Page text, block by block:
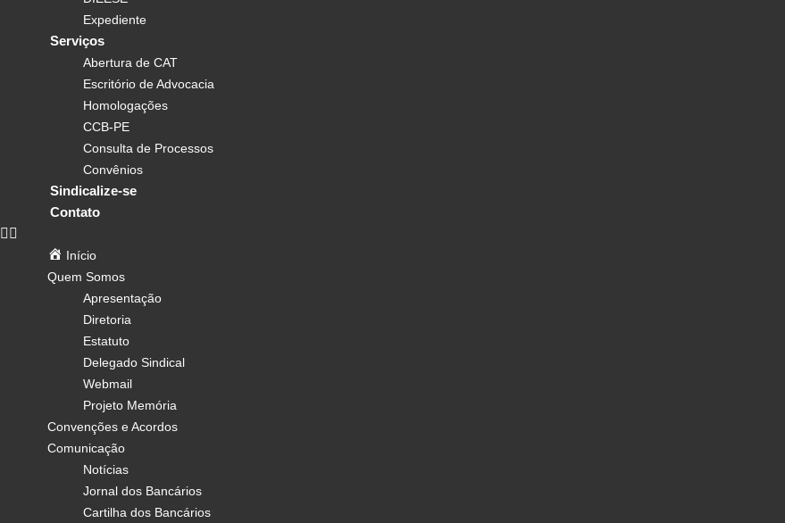
Expediente
Serviços
Abertura de CAT
Escritório de Advocacia
Homologações
CCB-PE
Consulta de Processos
Convênios
Sindicalize-se
Contato
Início
Quem Somos
Apresentação
Diretoria
Estatuto
Delegado Sindical
Webmail
Projeto Memória
Convenções e Acordos
Comunicação
Notícias
Jornal dos Bancários
Cartilha dos Bancários